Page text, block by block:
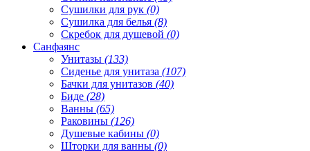
Сушилки для рук (0)
Сушилка для белья (8)
Скребок для душевой (0)
Санфаянс
Унитазы (133)
Сиденье для унитаза (107)
Бачки для унитазов (40)
Биде (28)
Ванны (65)
Раковины (126)
Душевые кабины (0)
Шторки для ванны (0)